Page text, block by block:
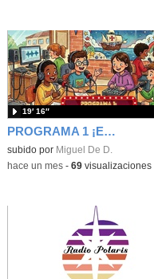
PROGRAMA 1 ¡EH, QUE ESTRENAMOS RADIO EN EL COLE! - RADIO POLARIS
Contenido educativo.
subido por Miguel De D.
19′ 16″
-hace un mes- 69visualizaciones